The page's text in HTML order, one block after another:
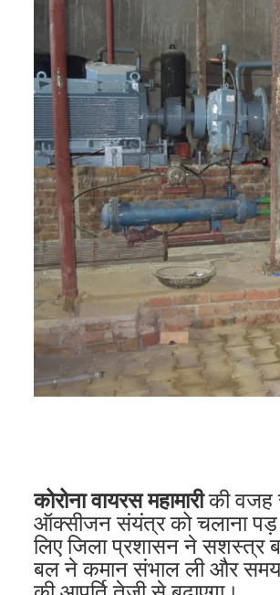
कोरोना वायरस महामारीकी वजह
ऑक्सीजन संयंत्र को चलाना पड़
लिए जिला प्रशासन ने सशस्त्र
बल ने कमान संभाल ली और